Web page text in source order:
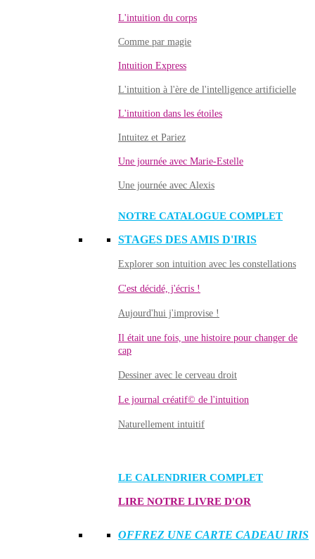
L'intuition du corps
Comme par magie
Intuition Express
L'intuition à l'ère de l'intelligence artificielle
L'intuition dans les étoiles
Intuitez et Pariez
Une journée avec Marie-Estelle
Une journée avec Alexis
NOTRE CATALOGUE COMPLET
STAGES DES AMIS D'IRIS
Explorer son intuition avec les constellations
C'est décidé, j'écris !
Aujourd'hui j'improvise !
Il était une fois, une histoire pour changer de
cap
Dessiner avec le cerveau droit
Le journal créatif© de l'intuition
Naturellement intuitif
LE CALENDRIER COMPLET
LIRE NOTRE LIVRE D'OR
OFFREZ UNE CARTE CADEAU IRIS